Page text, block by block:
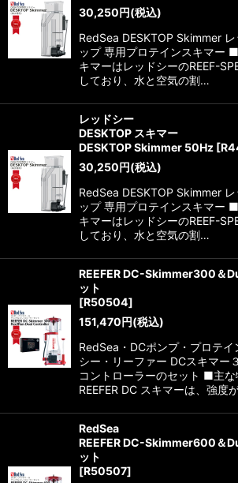
30,250円(税込)
RedSea DESKTOP Skimmer
ップ 専用プロテインスキマー
キマーはレッドシーのREEF-
しており、水と空気の割…
レッドシー
DESKTOP スキマー
DESKTOP Skimmer 50Hz [
30,250円(税込)
RedSea DESKTOP Skimmer
ップ 専用プロテインスキマー
キマーはレッドシーのREEF-
しており、水と空気の割…
REEFER DC-Skimmer300＆
ット
[R50504]
151,470円(税込)
RedSea・DCポンプ・プロテイ
シー・リーファー DCスキマー
コントローラーのセット ■主
REEFER DC スキマーは、強度
RedSea
REEFER DC-Skimmer600＆
ット
[R50507]